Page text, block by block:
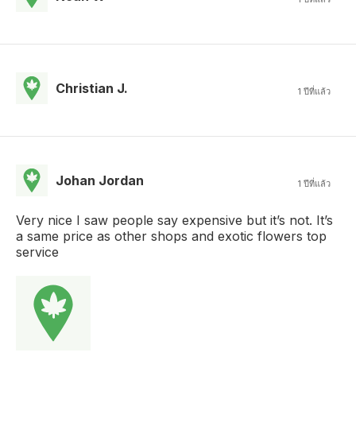
Christian J. 1 ปีที่แล้ว
Johan Jordan 1 ปีที่แล้ว
Very nice I saw people say expensive but it’s not. It’s
a same price as other shops and exotic flowers top
service